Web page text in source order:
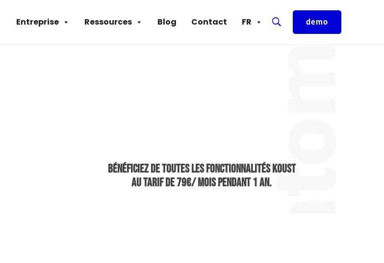
FR
Contact
Blog
Ressources
Entreprise demo
Bénéficiez de toutes les fonctionnalités Koust
au tarif de 79€/ mois pendant 1 an.